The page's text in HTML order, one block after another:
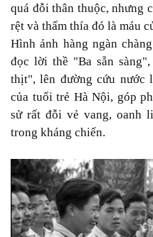
quá đỗi thân thuộc, nhưng
rệt và thấm thía đó là máu
Hình ảnh hàng ngàn
đọc lời thề "Ba sẵn
thịt", lên đường cứu nước
của tuổi trẻ Hà Nội, góp
sử rất đỗi vẻ vang, oanh
trong kháng chiến.